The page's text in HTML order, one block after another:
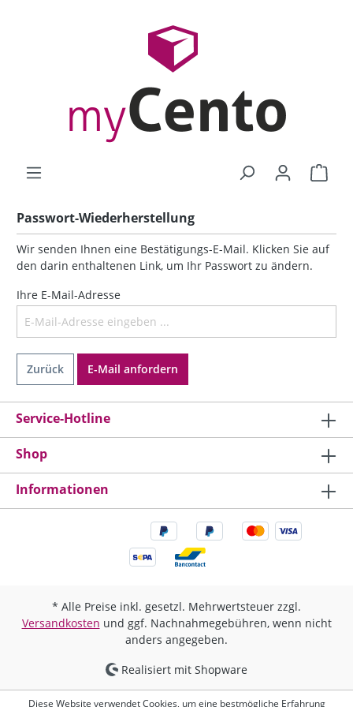
Passwort-Wiederherstellung
Wir senden Ihnen eine Bestätigungs-E-Mail. Klicken Sie auf
den darin enthaltenen Link, um Ihr Passwort zu ändern.
Ihre E-Mail-Adresse
Zurück E-Mail anfordern
Service-Hotline
Shop
Informationen
* Alle Preise inkl. gesetzl. Mehrwertsteuer zzgl.
Versandkosten und ggf. Nachnahmegebühren, wenn nicht
anders angegeben.
Realisiert mit Shopware
Diese Website verwendet Cookies, um eine bestmögliche Erfahrung